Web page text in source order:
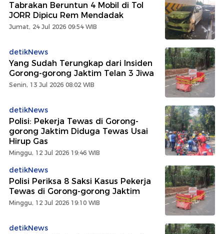
Tabrakan Beruntun 4 Mobil di Tol
JORR Dipicu Rem Mendadak
Jumat, 24 Jul 2026 09:54 WIB
detikNews
Yang Sudah Terungkap dari Insiden
Gorong-gorong Jaktim Telan 3 Jiwa
Senin, 13 Jul 2026 08:02 WIB
detikNews
Polisi: Pekerja Tewas di Gorong-
gorong Jaktim Diduga Tewas Usai
Hirup Gas
Minggu, 12 Jul 2026 19:46 WIB
detikNews
Polisi Periksa 8 Saksi Kasus Pekerja
Tewas di Gorong-gorong Jaktim
Minggu, 12 Jul 2026 19:10 WIB
detikNews